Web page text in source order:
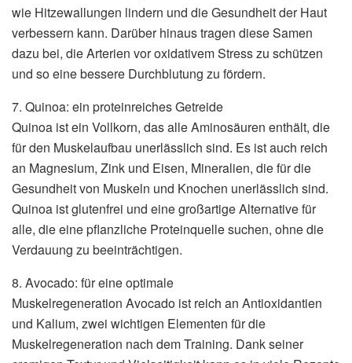
wie Hitzewallungen lindern und die Gesundheit der Haut
verbessern kann. Darüber hinaus tragen diese Samen
dazu bei, die Arterien vor oxidativem Stress zu schützen
und so eine bessere Durchblutung zu fördern.
7. Quinoa: ein proteinreiches Getreide
Quinoa ist ein Vollkorn, das alle Aminosäuren enthält, die
für den Muskelaufbau unerlässlich sind. Es ist auch reich
an Magnesium, Zink und Eisen, Mineralien, die für die
Gesundheit von Muskeln und Knochen unerlässlich sind.
Quinoa ist glutenfrei und eine großartige Alternative für
alle, die eine pflanzliche Proteinquelle suchen, ohne die
Verdauung zu beeinträchtigen.
8. Avocado: für eine optimale
Muskelregeneration Avocado ist reich an Antioxidantien
und Kalium, zwei wichtigen Elementen für die
Muskelregeneration nach dem Training. Dank seiner